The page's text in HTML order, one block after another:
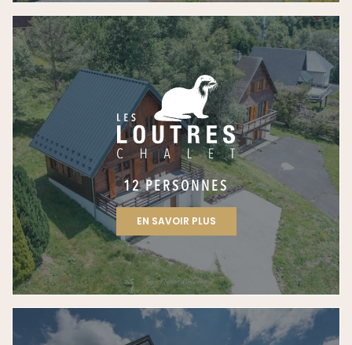
12 PERSONNES
EN SAVOIR PLUS